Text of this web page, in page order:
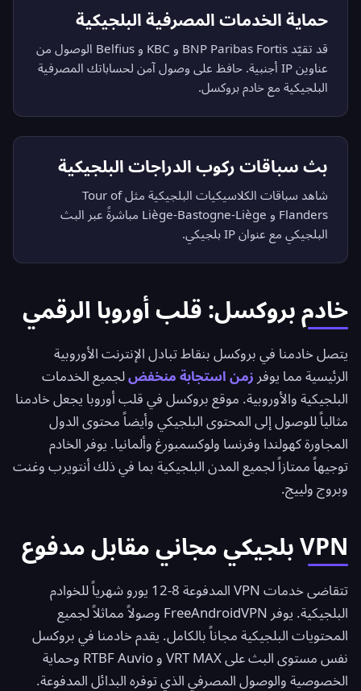
حماية الخدمات المصرفية البلجيكية
قد تقيّد BNP Paribas Fortis و KBC و Belfius الوصول من
عناوين IP أجنبية. حافظ على وصول آمن لحساباتك المصرفية
البلجيكية مع خادم بروكسل.
بث سباقات ركوب الدراجات البلجيكية
شاهد سباقات الكلاسيكيات البلجيكية مثل Tour of
Flanders و Liège-Bastogne-Liège مباشرةً عبر البث
البلجيكي مع عنوان IP بلجيكي.
خادم بروكسل: قلب أوروبا الرقمي
يتصل خادمنا في بروكسل بنقاط تبادل الإنترنت الأوروبية
الرئيسية مما يوفر زمن استجابة منخفضلجميع الخدمات
البلجيكية والأوروبية. موقع بروكسل في قلب أوروبا يجعل خادمنا
مثالياً للوصول إلى المحتوى البلجيكي وأيضاً محتوى الدول
المجاورة كهولندا وفرنسا ولوكسمبورغ وألمانيا. يوفر الخادم
توجيهاً ممتازاً لجميع المدن البلجيكية بما في ذلك أنتويرب وغنت
وبروج ولييج.
VPN بلجيكي مجاني مقابل مدفوع
تتقاضى خدمات VPN المدفوعة 8-12 يورو شهرياً للخوادم
البلجيكية. يوفر FreeAndroidVPN وصولاً مماثلاً لجميع
المحتويات البلجيكية مجاناً بالكامل. يقدم خادمنا في بروكسل
نفس مستوى البث على VRT MAX و RTBF Auvio وحماية
الخصوصية والوصول المصرفي الذي توفره البدائل المدفوعة.